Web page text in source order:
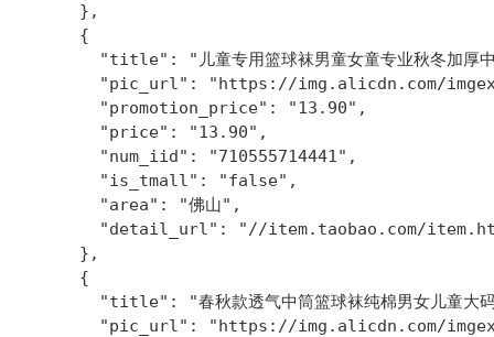
      },
      {
"title": "儿童专用篮球袜男童女童专业秋冬加厚
"pic_url": "https://img.alicdn.com/
        "promotion_price": "13.90",
        "price": "13.90",
        "num_iid": "710555714441",
        "is_tmall": "false",
        "area": "佛山",
"detail_url": "//item.taobao.com/
      },
      {
"title": "春秋款透气中筒篮球袜纯棉男女儿童大
"pic_url": "https://img.alicdn.com/